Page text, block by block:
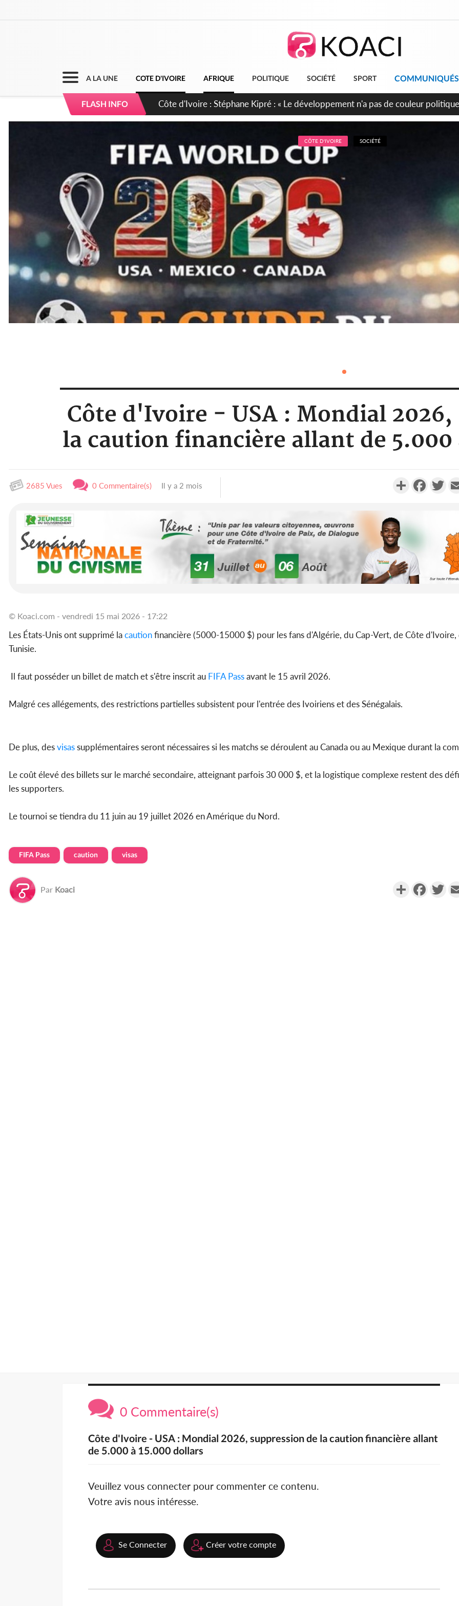
A LA UNE COTE D'IVOIRE AFRIQUE POLITIQUE SOCIÉTÉ SPORT COMMUNIQUÉS
FLASH INFO Mali : Les FAMa accueillent 254 anciens combattants issus de groupes armés
CÔTE D'IVOIRE SOCIÉTÉ
Côte d'Ivoire - USA : Mondial 2026,
la caution financière allant de 5.000
2685 Vues 0 Commentaire(s) Il y a 2 mois Partager
© Koaci.com - vendredi 15 mai 2026 - 17:22
Les États-Unis ont supprimé lacautionfinancière (5000-15000 $) pour les fans d'Algérie, du Cap-Vert, de Côte d'Ivoire,
Tunisie.
Il faut posséder un billet de match et s'être inscrit au FIFA Passavant le 15 avril 2026.
Malgré ces allégements, des restrictions partielles subsistent pour l'entrée des Ivoiriens et des Sénégalais.
De plus, desvisassupplémentaires seront nécessaires si les matchs se déroulent au Canada ou au Mexique durant la
Le coût élevé des billets sur le marché secondaire, atteignant parfois 30 000 $, et la logistique complexe restent des
les supporters.
Le tournoi se tiendra du 11 juin au 19 juillet 2026 en Amérique du Nord.
FIFA Pass caution visas
Par Koaci Partager
Côte
des 100
0 Commentaire(s)
Côte d'Ivoire - USA : Mondial 2026, suppression de la caution financière allant
de 5.000 à 15.000 dollars
Veuillez vous connecter pour commenter ce contenu.
Votre avis nous intéresse.
Se Connecter Créer votre compte